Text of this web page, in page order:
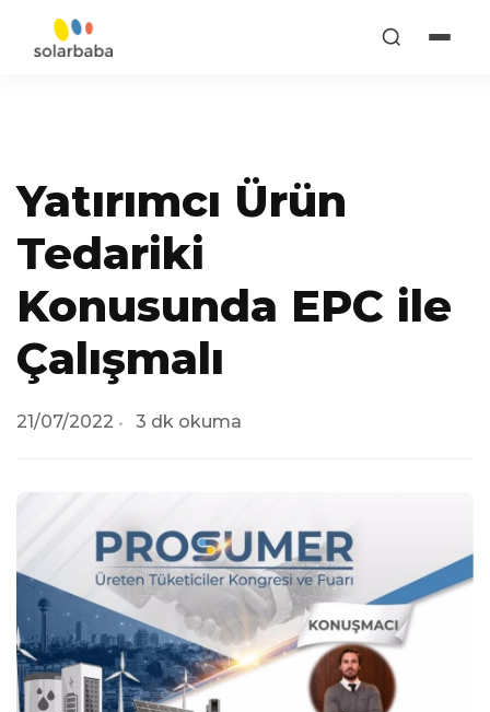
Yatırımcı Ürün
Tedariki
Konusunda EPC ile
Çalışmalı
21/07/2022 3 dk okuma